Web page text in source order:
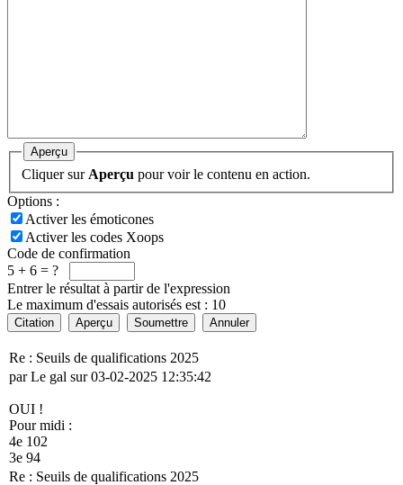
Aperçu
Cliquer sur Aperçu pour voir le contenu en action.
Options :
Activer les émoticones
Activer les codes Xoops
Code de confirmation
5 + 6 = ?
Entrer le résultat à partir de l'expression
Le maximum d'essais autorisés est : 10
Citation Aperçu Soumettre Annuler
Re : Seuils de qualifications 2025
par Le gal sur 03-02-2025 12:35:42
OUI !
Pour midi :
4e 102
3e 94
Re : Seuils de qualifications 2025